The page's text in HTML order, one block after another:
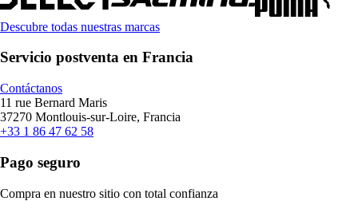
Descubre todas nuestras marcas
Servicio postventa en Francia
Contáctanos
11 rue Bernard Maris
37270 Montlouis-sur-Loire, Francia
+33 1 86 47 62 58
Pago seguro
Compra en nuestro sitio con total confianza